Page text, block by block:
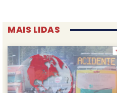
MAIS LIDAS